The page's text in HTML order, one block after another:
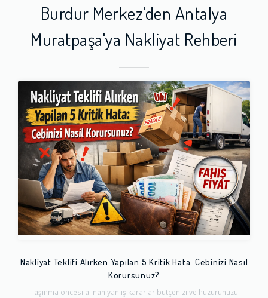
Burdur Merkez'den Antalya
Muratpaşa'ya Nakliyat Rehberi
Nakliyat Teklifi Alırken Yapılan 5 Kritik Hata: Cebinizi Nasıl
Korursunuz?
Taşınma öncesi alınan yanlış kararlar bütçenizi ve huzurunuzu